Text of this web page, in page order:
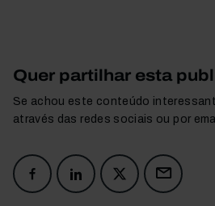
Quer partilhar esta
Se achou este conteúdo
através das redes sociais ou por